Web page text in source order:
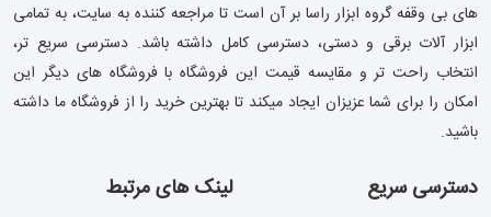
های بی وقفه گروه ابزار راسا بر آن است تا مراجعه کننده به سایت، به تمامی
ابزار آلات برقی و دستی، دسترسی کامل داشته باشد. دسترسی سریع تر،
انتخاب راحت تر و مقایسه قیمت این فروشگاه با فروشگاه های دیگر این
امکان را برای شما عزیزان ایجاد میکند تا بهترین خرید را از فروشگاه ما داشته
باشید.
دسترسی سریع لینک های مرتبط